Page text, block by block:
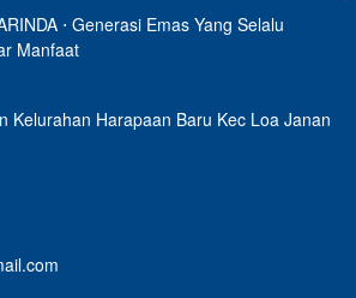
⋅ Generasi Emas Yang Selalu
Manfaat
Kelurahan Harapaan Baru Kec Loa Janan